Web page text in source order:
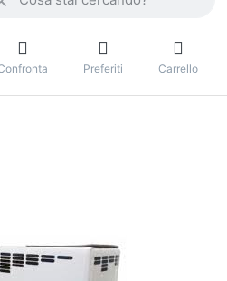
Preferiti Carrello